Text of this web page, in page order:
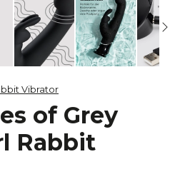
Vibrator
of Grey
Rabbit